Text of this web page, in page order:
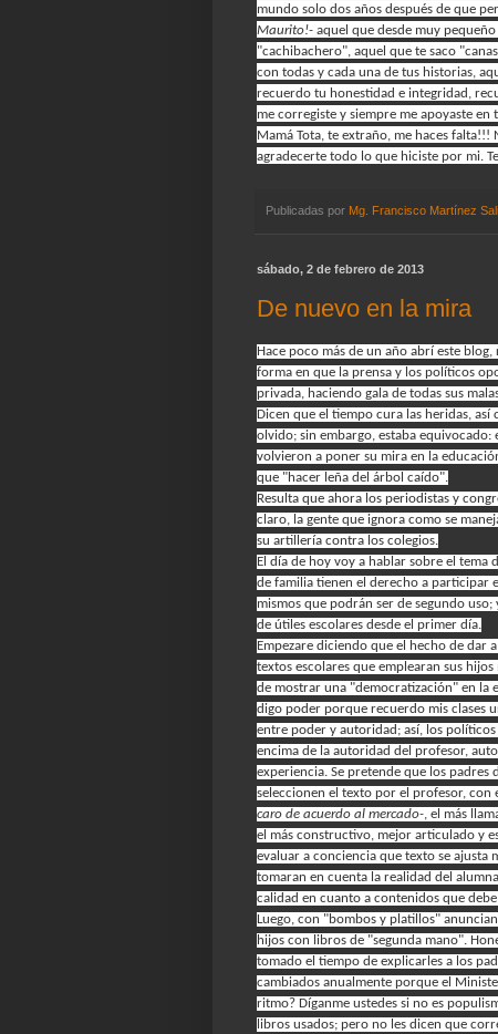
mundo solo dos años después de que
Maurito!- aquel que desde muy
"cachibachero", aquel que te saco
con todas y cada una de tus historias,
recuerdo tu honestidad e integridad,
me corregiste y siempre me apoyaste en
Mamá Tota, te extraño, me haces
agradecerte todo lo que hiciste por mi.
Publicadas por Mg. Francisco Martínez
sábado, 2 de febrero de 2013
De nuevo en la mira
Hace poco más de un año abrí este
forma en que la prensa y los políticos
privada, haciendo gala de todas sus
Dicen que el tiempo cura las heridas, así
olvido; sin embargo, estaba equivocado:
volvieron a poner su mira en la
que "hacer leña del árbol caído".
Resulta que ahora los periodistas y
claro, la gente que ignora como se
su artillería contra los colegios.
El día de hoy voy a hablar sobre el tema
de familia tienen el derecho a participar
mismos que podrán ser de segundo
de útiles escolares desde el primer día.
Empezare diciendo que el hecho de dar
textos escolares que emplearan sus
de mostrar una "democratización" en la
digo poder porque recuerdo mis clases
entre poder y autoridad; así, los
encima de la autoridad del profesor,
experiencia. Se pretende que los padres
seleccionen el texto por el profesor, con
caro de acuerdo al mercado-, el más
el más constructivo, mejor articulado y
evaluar a conciencia que texto se ajusta
tomaran en cuenta la realidad del
calidad en cuanto a contenidos que
Luego, con "bombos y platillos"
hijos con libros de "segunda mano".
tomado el tiempo de explicarles a los
cambiados anualmente porque el
ritmo? Díganme ustedes si no es
libros usados; pero no les dicen que